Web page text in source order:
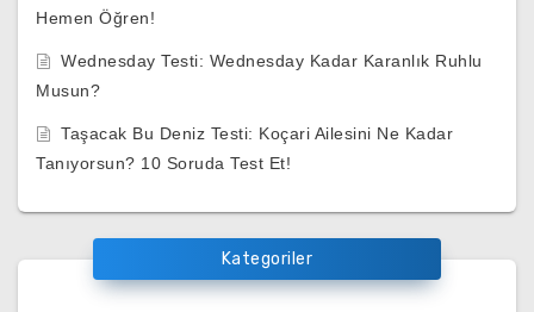
Hemen Öğren!
Wednesday Testi: Wednesday Kadar Karanlık Ruhlu
Musun?
Taşacak Bu Deniz Testi: Koçari Ailesini Ne Kadar
Tanıyorsun? 10 Soruda Test Et!
Kategoriler